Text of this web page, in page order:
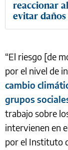
reaccionar
evitar daños
“El riesgo [de
por el nivel de
cambio
grupos
trabajo sobre
intervienen en
por el Instituto